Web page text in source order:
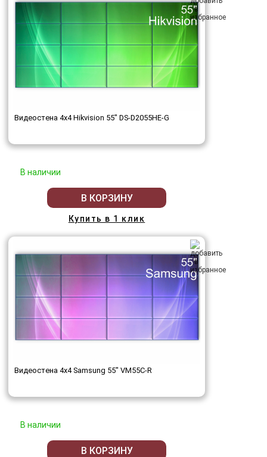
Видеостена 4x4 Hikvision 55" DS-D2055HE-G
В наличии
В КОРЗИНУ
Купить в 1 клик
Видеостена 4x4 Samsung 55" VM55C-R
В наличии
В КОРЗИНУ